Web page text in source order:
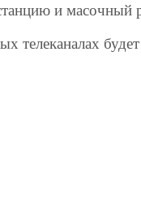
и масочный
телеканалах